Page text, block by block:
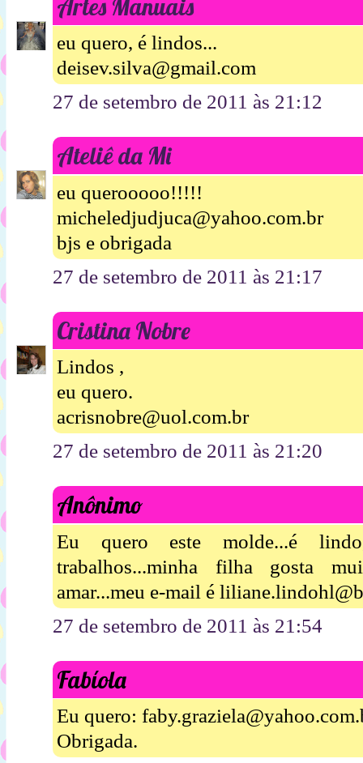
Artes Manuais
eu quero, é lindos...
deisev.silva@gmail.com
27 de setembro de 2011 às 21:12
Ateliê da Mi
eu querooooo!!!!!
micheledjudjuca@yahoo.com.br
bjs e obrigada
27 de setembro de 2011 às 21:17
Cristina Nobre
Lindos ,
eu quero.
acrisnobre@uol.com.br
27 de setembro de 2011 às 21:20
Anônimo
Eu quero este molde...é
trabalhos...minha filha gosta
amar...meu e-mail é
27 de setembro de 2011 às 21:54
Fabíola
Eu quero:
Obrigada.